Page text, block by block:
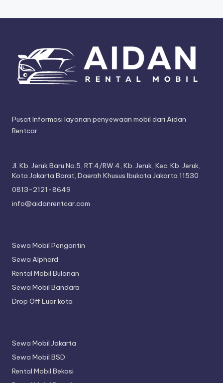
Pusat Informasi layanan penyewaan mobil dari Aidan
Rentcar
Jl. Kb. Jeruk Baru No.5, RT.4/RW.4, Kb. Jeruk, Kec. Kb. Jeruk,
Kota Jakarta Barat, Daerah Khusus Ibukota Jakarta 11530
0813-2121-8649
info@aidanrentcar.com
Sewa Mobil Pengantin
Sewa Alphard
Rental Mobil Bulanan
Sewa Mobil Bandara
Drop Off Luar kota
Sewa Mobil Jakarta
Sewa Mobil BSD
Rental Mobil Bekasi